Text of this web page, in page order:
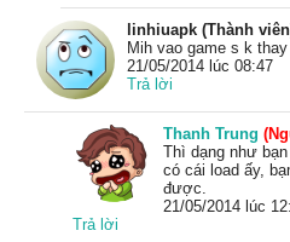
linhiuapk (Thành
Mih vao game s k
21/05/2014 lúc 08:47
Trả lời
Thanh Trung
Thì dạng như bạn
có cái load ấy,
được.
21/05/2014 lúc
Trả lời